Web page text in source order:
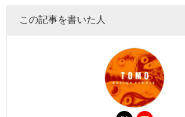
この記事を書いた人